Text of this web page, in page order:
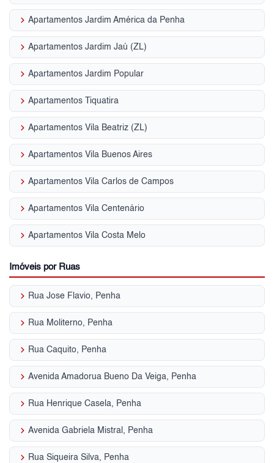
keyboard_arrow_right Apartamentos Jardim América da Penha
keyboard_arrow_right Apartamentos Jardim Jaú (ZL)
keyboard_arrow_right Apartamentos Jardim Popular
keyboard_arrow_right Apartamentos Tiquatira
keyboard_arrow_right Apartamentos Vila Beatriz (ZL)
keyboard_arrow_right Apartamentos Vila Buenos Aires
keyboard_arrow_right Apartamentos Vila Carlos de Campos
keyboard_arrow_right Apartamentos Vila Centenário
keyboard_arrow_right Apartamentos Vila Costa Melo
Imóveis por Ruas
keyboard_arrow_right Rua Jose Flavio, Penha
keyboard_arrow_right Rua Moliterno, Penha
keyboard_arrow_right Rua Caquito, Penha
keyboard_arrow_right Avenida Amadorua Bueno Da Veiga, Penha
keyboard_arrow_right Rua Henrique Casela, Penha
keyboard_arrow_right Avenida Gabriela Mistral, Penha
keyboard_arrow_right Rua Siqueira Silva, Penha